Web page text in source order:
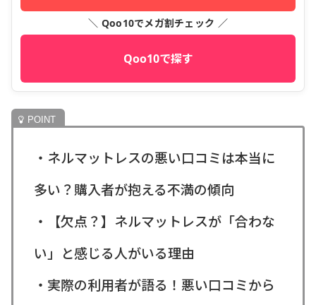
＼ Qoo10でメガ割チェック ／
Qoo10で探す
・ネルマットレスの悪い口コミは本当に
多い？購入者が抱える不満の傾向
・【欠点？】ネルマットレスが「合わな
い」と感じる人がいる理由
・実際の利用者が語る！悪い口コミから